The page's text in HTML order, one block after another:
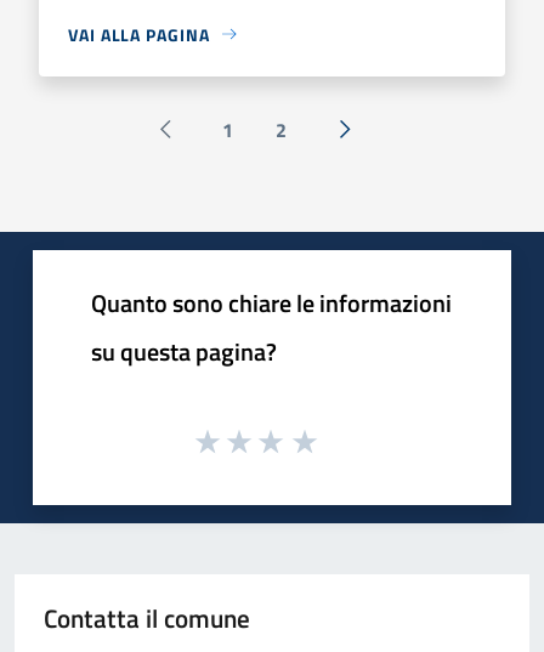
VAI ALLA PAGINA
Pagina precedente
1 2 Successiva »
Quanto sono chiare le informazioni
su questa pagina?
Contatta il comune